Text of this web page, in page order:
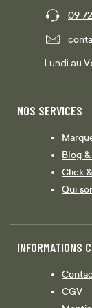
09
Lundi au
NOS SERVICES
Blog
Click
Qui
INFORMATIONS
CGV